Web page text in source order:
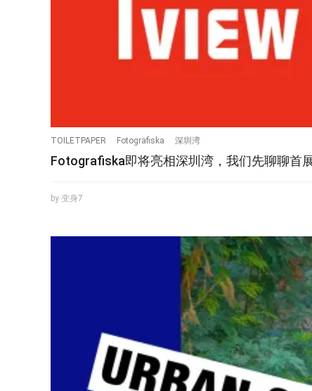
TOILETPAPER Fotografiska 深圳湾
Fotografiska即将亮相深圳湾，我们先聊聊首展
by 变身7